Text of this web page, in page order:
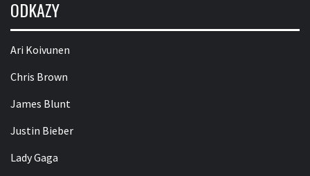
ODKAZY
Ari Koivunen
Chris Brown
James Blunt
Justin Bieber
Lady Gaga